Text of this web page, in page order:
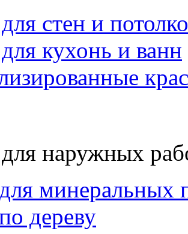
стен и
кухонь и ванн
наружных
минеральных
дереву